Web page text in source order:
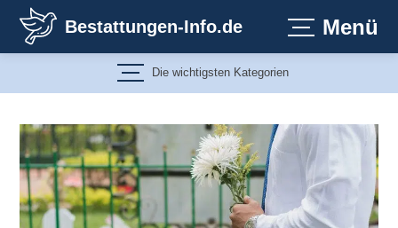
Inhalt
springen
Bestattungen-Info.de Menü
Die wichtigsten Kategorien